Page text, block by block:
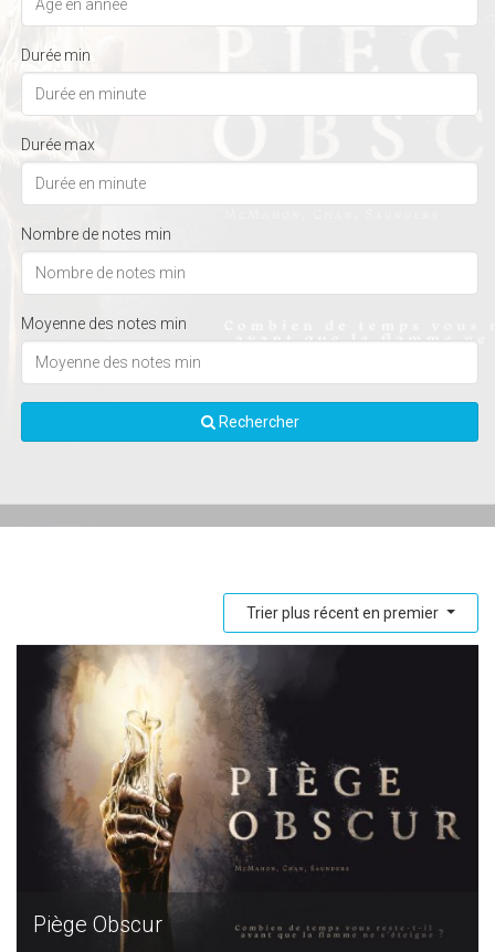
Durée min
Durée max
Nombre de notes min
Moyenne des notes min
Rechercher
Trier plus récent en premier
Piège Obscur